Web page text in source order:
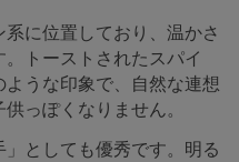
に位置しており、温かさ
トーストされたスパイ
うな印象で、自然な連想
っぽくなりません。
としても優秀です。明る